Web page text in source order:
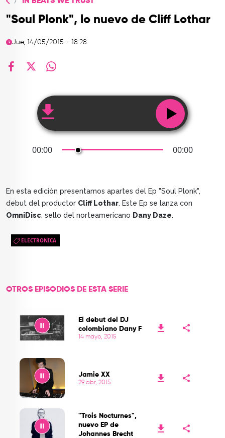
TOP
CONTACTO
"Soul Plonk", lo nuevo de Cliff Lothar
Jue, 14/05/2015 - 18:28
00:00 00:00
En esta edición presentamos apartes del Ep "Soul Plonk",
debut del productor Cliff Lothar. Este Ep se lanza con
OmniDisc, sello del norteamericano Dany Daze.
ELECTRONICA
OTROS EPISODIOS DE ESTA SERIE
El debut del DJ
colombiano Dany F
14 mayo, 2015
Jamie XX
29 abr, 2015
"Trois Nocturnes",
nuevo EP de
Johannes Brecht